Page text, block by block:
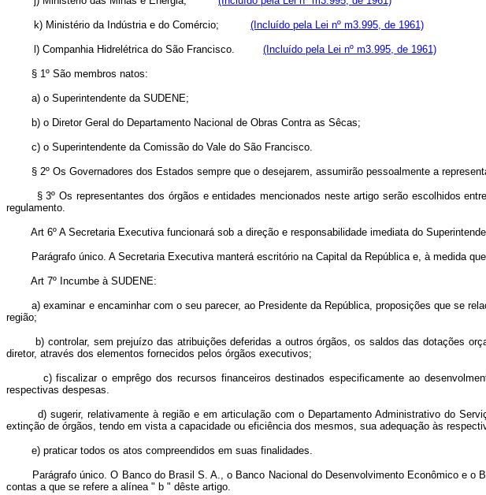
k) Ministério da Indústria e do Comércio; (Incluído pela Lei nº m3.995, de 1961)
l) Companhia Hidrelétrica do São Francisco. (Incluído pela Lei nº m3.995, de 1961)
§ 1º São membros natos:
a) o Superintendente da SUDENE;
b) o Diretor Geral do Departamento Nacional de Obras Contra as Sêcas;
c) o Superintendente da Comissão do Vale do São Francisco.
§ 2º Os Governadores dos Estados sempre que o desejarem, assumirão pessoalmente a
§ 3º Os representantes dos órgãos e entidades mencionados neste artigo serão escolhidos
regulamento.
Art 6º A Secretaria Executiva funcionará sob a direção e responsabilidade imediata do
Parágrafo único. A Secretaria Executiva manterá escritório na Capital da República e, à medida
Art 7º Incumbe à SUDENE:
a) examinar e encaminhar com o seu parecer, ao Presidente da República, proposições que se
região;
b) controlar, sem prejuízo das atribuições deferidas a outros órgãos, os saldos das dotações
diretor, através dos elementos fornecidos pelos órgãos executivos;
c) fiscalizar o emprêgo dos recursos financeiros destinados especificamente ao
respectivas despesas.
d) sugerir, relativamente à região e em articulação com o Departamento Administrativo do
extinção de órgãos, tendo em vista a capacidade ou eficiência dos mesmos, sua adequação às
e) praticar todos os atos compreendidos em suas finalidades.
Parágrafo único. O Banco do Brasil S. A., o Banco Nacional do Desenvolvimento Econômico e o
contas a que se refere a alínea " b " dêste artigo.